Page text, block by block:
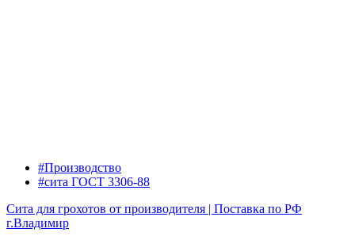
#Производство
#сита ГОСТ 3306-88
Сита для грохотов от производителя | Поставка по РФ
г.Владимир